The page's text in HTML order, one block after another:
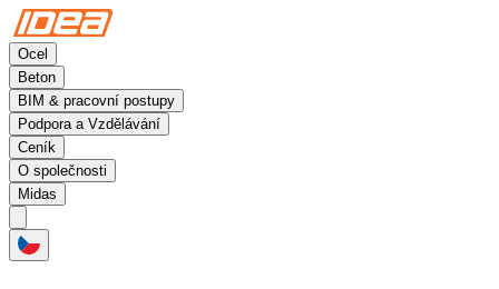
Ocel
Beton
BIM & pracovní postupy
Podpora a Vzdělávání
Ceník
O společnosti
Midas